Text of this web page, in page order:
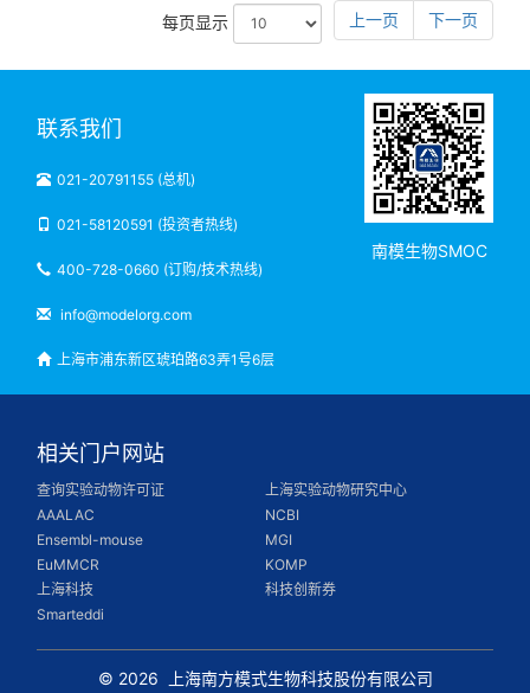
每页显示 上一页 下一页
联系我们
021-20791155 (总机)
021-58120591 (投资者热线)
400-728-0660 (订购/技术热线)
info@modelorg.com
上海市浦东新区琥珀路63弄1号6层
南模生物SMOC
相关门户网站
查询实验动物许可证
上海实验动物研究中心
AAALAC
NCBI
Ensembl-mouse
MGI
EuMMCR
KOMP
上海科技
科技创新券
Smarteddi
© 2026 上海南方模式生物科技股份有限公司